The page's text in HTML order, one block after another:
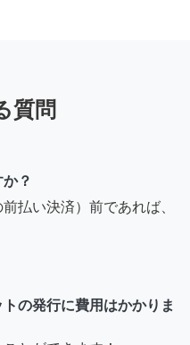
質問
？
払い決済）前であれば、
の発行に費用はかかりま